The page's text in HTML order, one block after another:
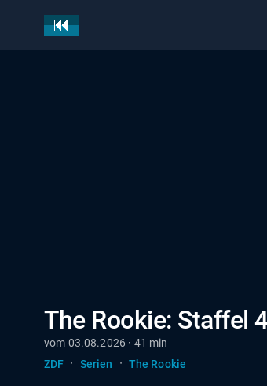
The Rookie: Staffel
vom 03.08.2026 · 41 min
ZDF · Serien · The Rookie